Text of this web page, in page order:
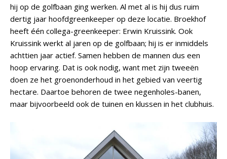
hij op de golfbaan ging werken. Al met al is hij dus ruim
dertig jaar hoofdgreenkeeper op deze locatie. Broekhof
heeft één collega-greenkeeper: Erwin Kruissink. Ook
Kruissink werkt al jaren op de golfbaan; hij is er inmiddels
achttien jaar actief. Samen hebben de mannen dus een
hoop ervaring. Dat is ook nodig, want met zijn tweeën
doen ze het groenonderhoud in het gebied van veertig
hectare. Daartoe behoren de twee negenholes-banen,
maar bijvoorbeeld ook de tuinen en klussen in het clubhuis.